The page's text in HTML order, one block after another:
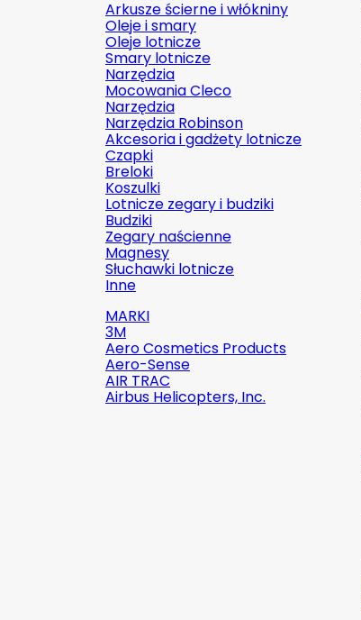
Arkusze ścierne i włókniny
Oleje i smary
Oleje lotnicze
Smary lotnicze
Narzędzia
Mocowania Cleco
Narzędzia
Narzędzia Robinson
Akcesoria i gadżety lotnicze
Czapki
Breloki
Koszulki
Lotnicze zegary i budziki
Budziki
Zegary naścienne
Magnesy
Słuchawki lotnicze
Inne
MARKI
3M
Aero Cosmetics Products
Aero-Sense
AIR TRAC
Airbus Helicopters, Inc.